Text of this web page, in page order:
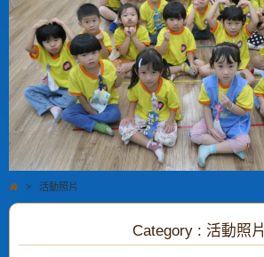
> 活動照片
Category : 活動照片